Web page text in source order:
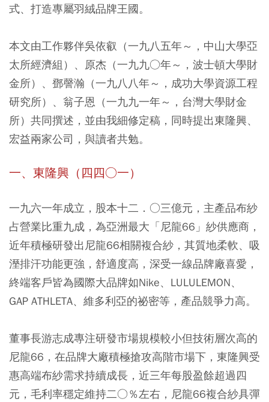
式、打造專屬羽絨品牌王國。
本文由工作夥伴吳依叡（一九八五年～，中山大學亞
太所經濟組）、原杰（一九九○年～，波士頓大學財
金所）、鄧謦瀚（一九八八年～，成功大學資源工程
研究所）、翁子恩（一九九一年～，台灣大學財金
所）共同撰述，並由我細修定稿，同時提出東隆興、
宏益兩家公司 ，與讀者共勉。
一、東隆興（四四○一）
一九六一年成立，股本十二．○三億元，主產品布紗
占營業比重九成，為亞洲最大「尼龍66」紗供應商 ，
近年積極研發出尼龍66相關複合紗，其質地柔軟、吸
溼排汗功能更強，舒適度高，深受一線品牌廠喜愛，
終端客戶皆為國際大品牌如Nike、LULULEMON、
GAP ATHLETA、維多利亞的祕密等，產品競爭力高。
董事長游志成專注研發市場規模較小但技術層次高的
尼龍66 ，在品牌大廠積極搶攻高階市場下，東隆興受
惠高端布紗需求持續成長，近三年每股盈餘超過四
元，毛利率穩定維持二○％左右，尼龍66複合紗具彈